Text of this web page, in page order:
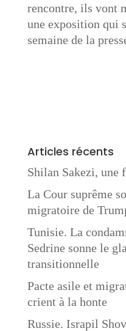
rencontre, ils vont
une exposition qui
semaine de la
Articles récents
Shilan Sakezi, une
La Cour suprême
migratoire de
Tunisie. La
Sedrine sonne le
transitionnelle
Pacte asile et
crient à la honte
Russie. Israpil